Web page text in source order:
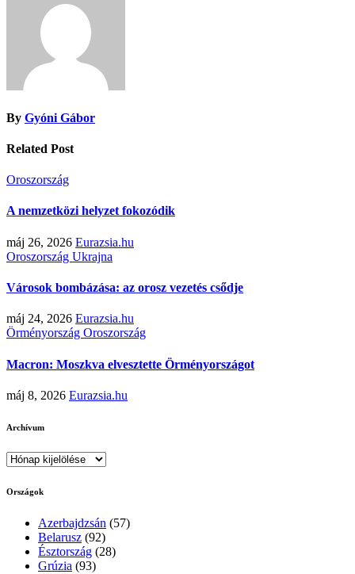
By Gyóni Gábor
Related Post
Oroszország
A nemzetközi helyzet fokozódik
máj 26, 2026 Eurazsia.hu
Oroszország Ukrajna
Városok bombázása: az orosz vezetés csődje
máj 24, 2026 Eurazsia.hu
Örményország Oroszország
Macron: Moszkva elvesztette Örményországot
máj 8, 2026 Eurazsia.hu
Archívum
Archívum
Országok
Azerbajdzsán (57)
Belarusz (92)
Észtország (28)
Grúzia (93)